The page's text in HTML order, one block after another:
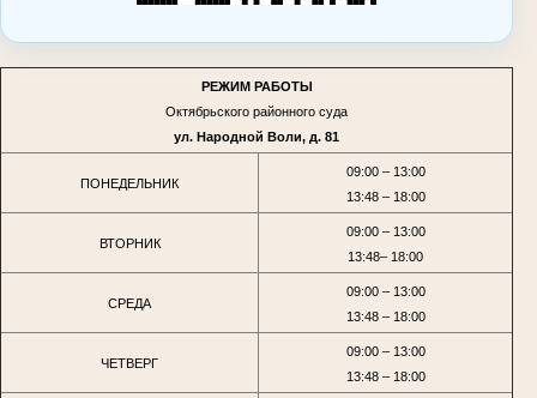
РЕЖИМ РАБОТЫ
Октябрьского районного суда
ул. Народной Воли, д. 81
ПОНЕДЕЛЬНИК
09:00 – 13:00
13:48 – 18:00
ВТОРНИК
09:00 – 13:00
13:48– 18:00
СРЕДА
09:00 – 13:00
13:48 – 18:00
ЧЕТВЕРГ
09:00 – 13:00
13:48 – 18:00